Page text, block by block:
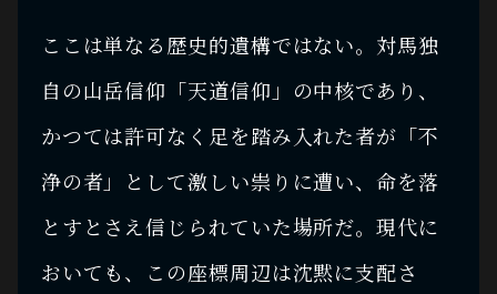
ここは単なる歴史的遺構ではない。対馬独
自の山岳信仰「天道信仰」の中核であり、
かつては許可なく足を踏み入れた者が「不
浄の者」として激しい祟りに遭い、命を落
とすとさえ信じられていた場所だ。現代に
おいても、この座標周辺は沈黙に支配さ